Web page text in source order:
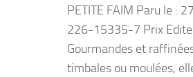
PETITE FAIM Paru le :
226-15335-7 Prix
Gourmandes et
timbales ou moulées,